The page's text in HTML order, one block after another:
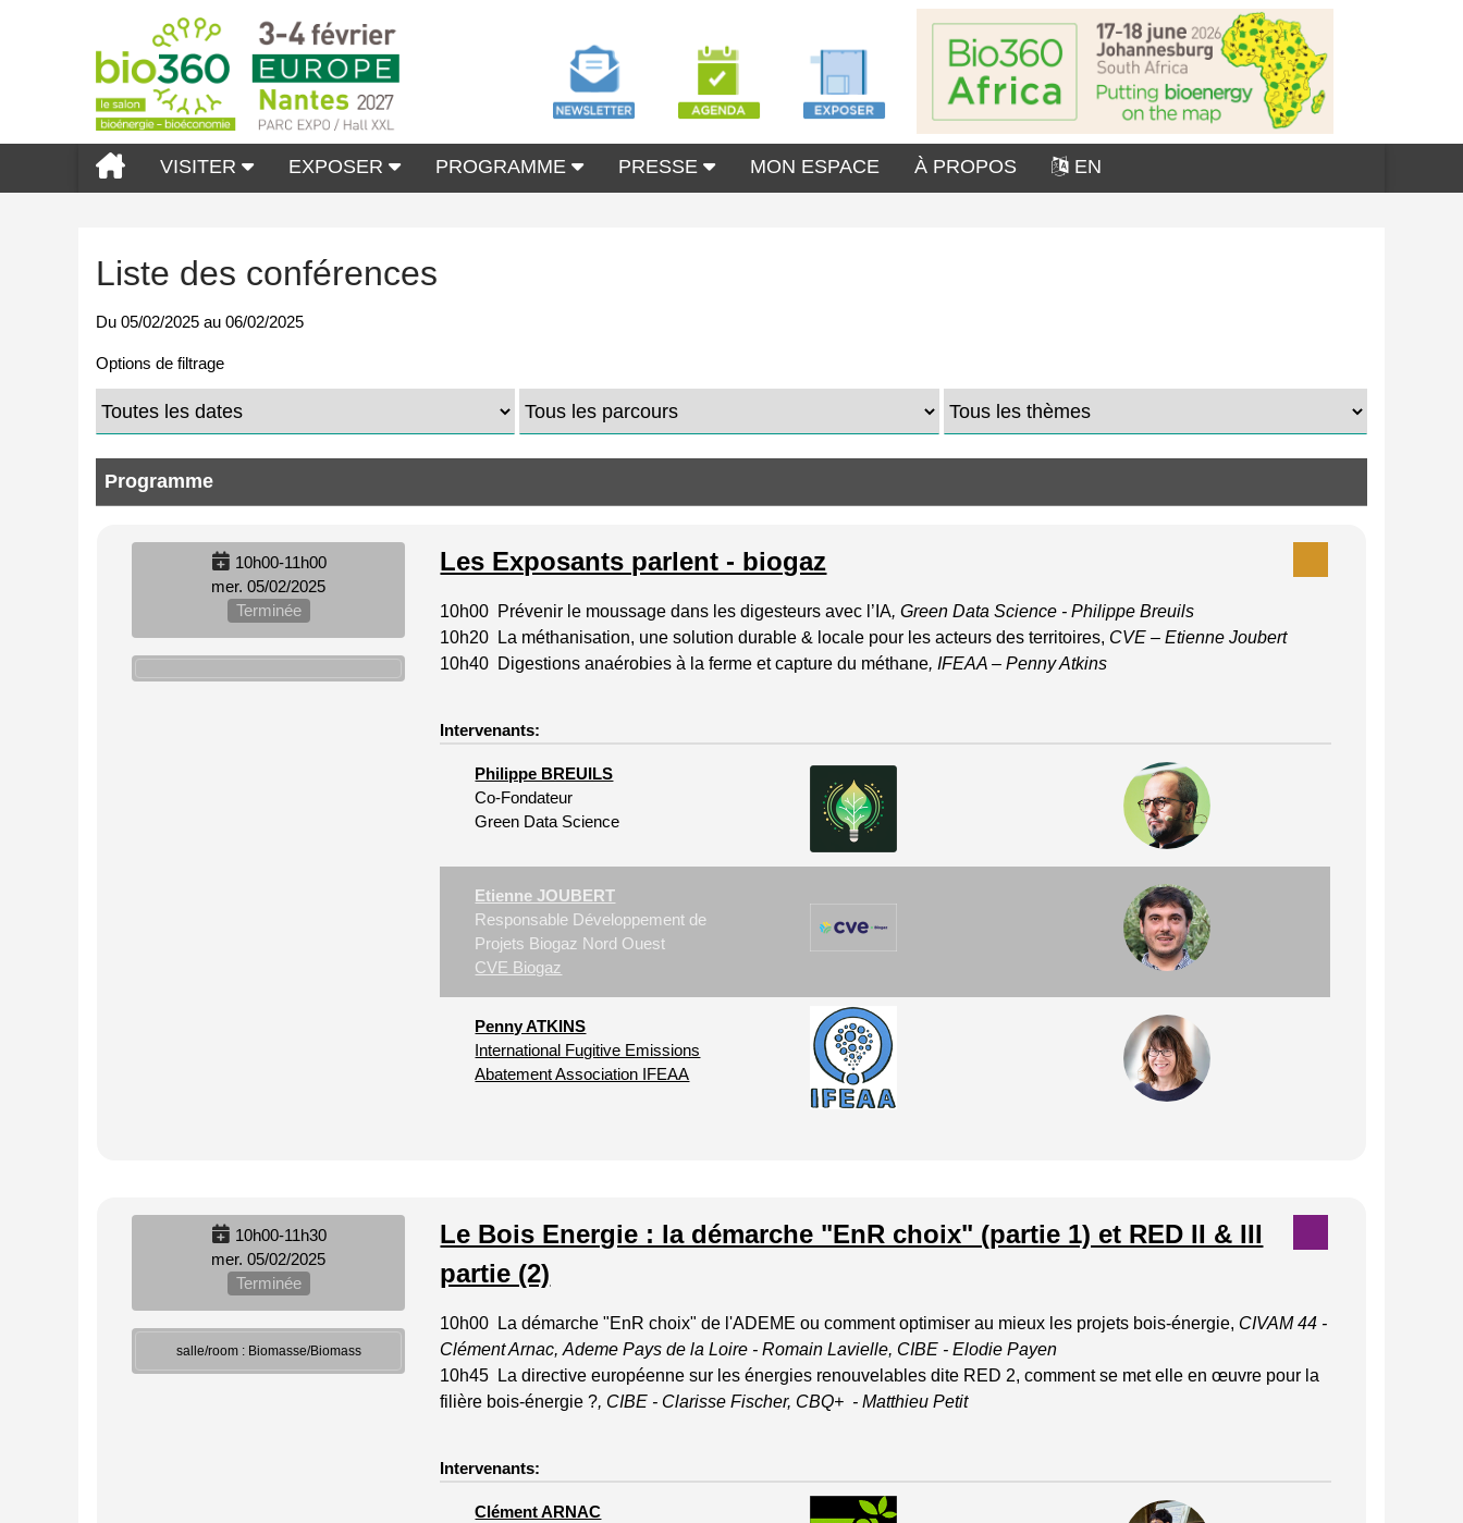
VISITER EXPOSER PROGRAMME PRESSE MON ESPACE À PROPOS EN
Liste des conférences
Du 05/02/2025 au 06/02/2025
Options de filtrage
Programme
10h00-11h00
mer. 05/02/2025
Terminée
Les Exposants parlent - biogaz
10h00 Prévenir le moussage dans les digesteurs avec l’IA, Green Data Science - Philippe Breuils
10h20 La méthanisation, une solution durable & locale pour les acteurs des territoires, CVE – Etienne Joubert
10h40 Digestions anaérobies à la ferme et capture du méthane, IFEAA – Penny Atkins
Intervenants:
Philippe BREUILS
Co-Fondateur
Green Data Science
Etienne JOUBERT
Responsable Développement de
Projets Biogaz Nord Ouest
CVE Biogaz
Penny ATKINS
International Fugitive Emissions
Abatement Association IFEAA
10h00-11h30
mer. 05/02/2025
Terminée
salle/room : Biomasse/Biomass
Le Bois Energie : la démarche "EnR choix" (partie 1) et RED II & III
partie (2)
10h00 La démarche "EnR choix" de l'ADEME ou comment optimiser au mieux les projets bois-énergie, CIVAM 44 -
Clément Arnac, Ademe Pays de la Loire - Romain Lavielle, CIBE - Elodie Payen
10h45 La directive européenne sur les énergies renouvelables dite RED 2, comment se met elle en œuvre pour la
filière bois-énergie ?, CIBE - Clarisse Fischer, CBQ+ - Matthieu Petit
Intervenants:
Clément ARNAC